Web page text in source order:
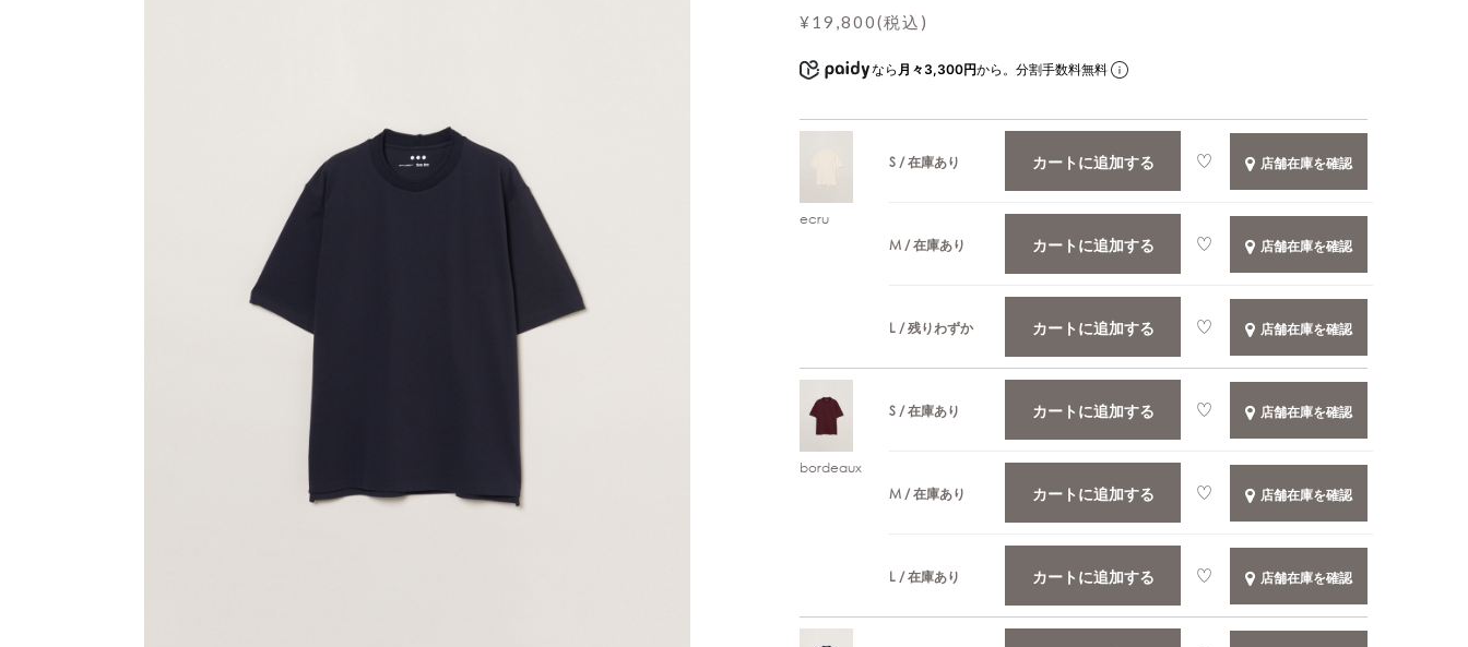
¥19,800(税込)
なら 月々3,300円から。分割手数料無料
ecru
S / 在庫あり カートに追加する 店舗在庫を確認
M / 在庫あり カートに追加する 店舗在庫を確認
L / 残りわずか カートに追加する 店舗在庫を確認
bordeaux
S / 在庫あり カートに追加する 店舗在庫を確認
M / 在庫あり カートに追加する 店舗在庫を確認
L / 在庫あり カートに追加する 店舗在庫を確認